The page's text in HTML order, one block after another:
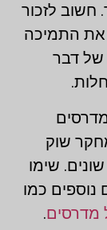
חשוב לזכור
את התמיכה
של דבר
שוק
שימו
כמו
מדרסים.